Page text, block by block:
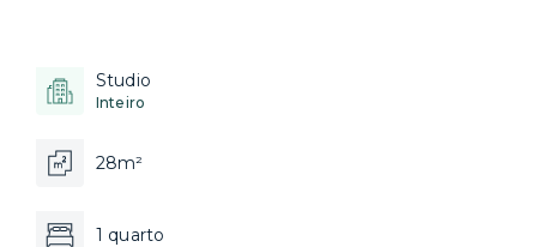
Studio
Inteiro
28m²
1 quarto